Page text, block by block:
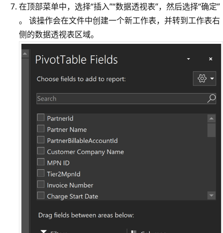
在顶部菜单中，选择“插入”“数据透视表”，然后选择“确定”
。 该操作会在文件中创建一个新工作表，并转到工作表右
侧的数据透视表区域。